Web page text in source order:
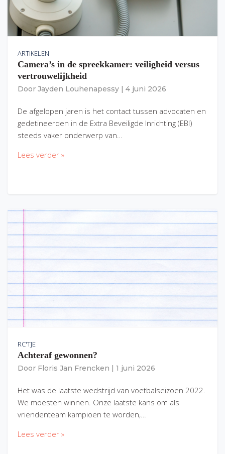
ARTIKELEN
Camera’s in de spreekkamer: veiligheid versus
vertrouwelijkheid
Door Jayden Louhenapessy 4 juni 2026
De afgelopen jaren is het contact tussen advocaten en
gedetineerden in de Extra Beveiligde Inrichting (EBI)
steeds vaker onderwerp van…
Lees verder »
RC'TJE
Achteraf gewonnen?
Door Floris Jan Frencken 1 juni 2026
Het was de laatste wedstrijd van voetbalseizoen 2022.
We moesten winnen. Onze laatste kans om als
vriendenteam kampioen te worden,…
Lees verder »